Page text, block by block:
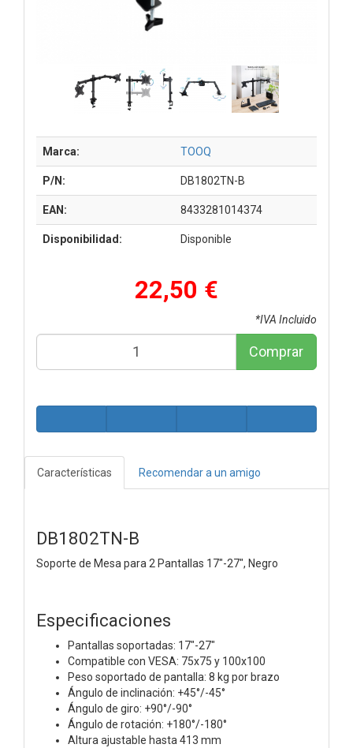
Marca: TOOQ
P/N: DB1802TN-B
EAN: 8433281014374
Disponibilidad: Disponible
22,50 €
*IVA Incluido
Comprar
Características Recomendar a un amigo
DB1802TN-B
Soporte de Mesa para 2 Pantallas 17"-27", Negro
Especificaciones
Pantallas soportadas: 17"-27"
Compatible con VESA: 75x75 y 100x100
Peso soportado de pantalla: 8 kg por brazo
Ángulo de inclinación: +45°/-45°
Ángulo de giro: +90°/-90°
Ángulo de rotación: +180°/-180°
Altura ajustable hasta 413 mm